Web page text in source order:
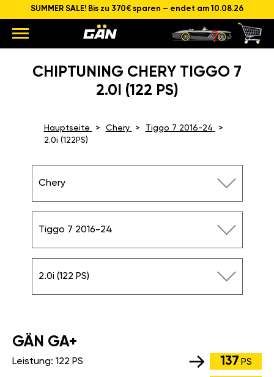
SUMMER SALE! Bis zu 370€ sparen – endet am 10.08.26
CHIPTUNING CHERY TIGGO 7
2.0I (122 PS)
Hauptseite Chery
Tiggo 7 2016-24
2.0i (122PS)
Chery
Tiggo 7 2016-24
2.0i (122 PS)
GÄN GA+
Leistung: 122 PS 137 PS